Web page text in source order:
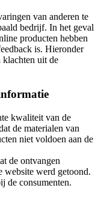
van anderen te
bedrijf. In het geval
producten hebben
is. Hieronder
klachten uit de
kwaliteit van de
de materialen van
niet voldoen aan de
de ontvangen
website werd getoond.
de consumenten.